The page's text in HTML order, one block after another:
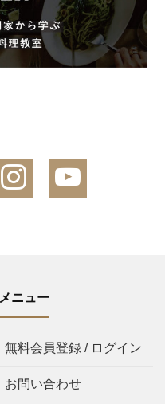
メニュー
無料会員登録 / ログイン
お問い合わせ